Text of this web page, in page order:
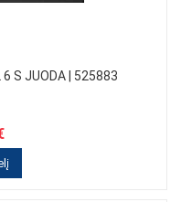
6 S JUODA | 525883